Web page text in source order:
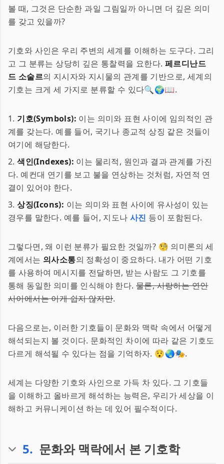
볼 때, 그것은 단순한 과일 그림일까 아니면 더 깊은 의미
를 갖고 있을까?
기호와 사인은 우리 주변의 세계를 이해하는 도구다. 그리
고 그 분류는 상당히 깊은 통찰력을 요한다. 페르디난드
드 소술르의 지시자와 지시물의 관계를 기반으로, 세계의
기호는 크게 세 가지로 분류할 수 있다🔍🌍📖.
1. 기호(Symbols): 이는 의미와 표현 사이에 임의적인 관
계를 갖는다. 예를 들어, 국기나 종교적 상징 같은 것들이
여기에 해당한다.
2.색인(Indexes): 이는 물리적, 원인과 결과 관계를 가진
다. 예컨대 연기를 보고 불을 연상하는 것처럼, 자연적 연
결이 있어야 한다.
3.상징(Icons): 이는 의미와 표현 사이에 유사성이 있는
경우를 말한다. 예를 들어, 지도나 사진 등이 포함된다.
그렇다면, 왜 이런 분류가 필요한 것일까? 🧐 의미론의 세
계에서는 의사소통의 정확성이 중요하다. 내가 어떤 기호
를 사용하여 메시지를 전달하면, 받는 사람도 그 기호를
통해 동일한 의미를 인식해야 한다. 물론, 사랑하는 연인
사이에서는 이게 쉽지 않지만.
다음으로는, 이러한 기호들이 문화와 맥락 속에서 어떻게
해석되는지 볼 것이다. 문화적인 차이에 따라 같은 기호도
다르게 해석될 수 있다는 점을 기억하자. 😯🌏🎭.
세계는 다양한 기호와 사인으로 가득 차 있다. 그 기호들
을 이해하고 올바르게 해석하는 능력은, 우리가 세상을 이
해하고 커뮤니케이션 하는 데 있어 필수적이다.
5. 문화와 맥락에서 본 기호학